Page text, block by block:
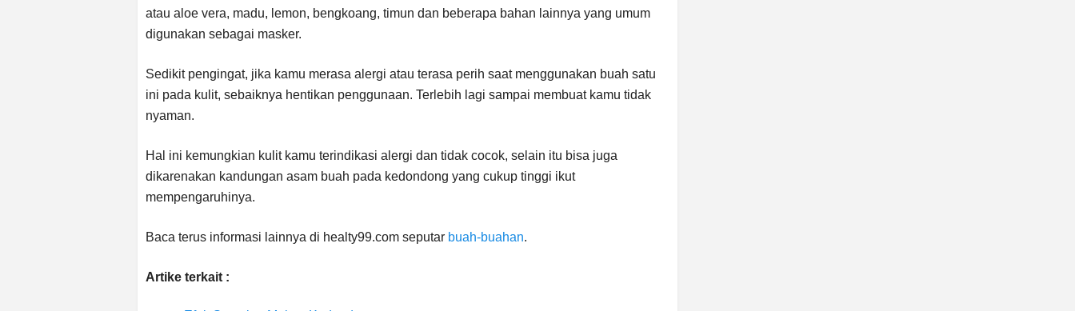
atau aloe vera, madu, lemon, bengkoang, timun dan beberapa bahan lainnya yang umum
digunakan sebagai masker.
Sedikit pengingat, jika kamu merasa alergi atau terasa perih saat menggunakan buah satu
ini pada kulit, sebaiknya hentikan penggunaan. Terlebih lagi sampai membuat kamu tidak
nyaman.
Hal ini kemungkian kulit kamu terindikasi alergi dan tidak cocok, selain itu bisa juga
dikarenakan kandungan asam buah pada kedondong yang cukup tinggi ikut
mempengaruhinya.
Baca terus informasi lainnya di healty99.com seputar buah-buahan.
Artike terkait :